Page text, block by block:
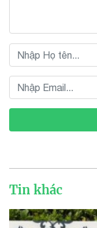
Tin khác